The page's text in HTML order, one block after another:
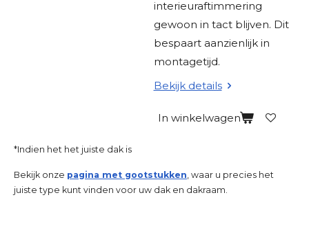
interieuraftimmering
gewoon in tact blijven. Dit
bespaart aanzienlijk in
montagetijd.
Bekijk details
In winkelwagen
*Indien het het juiste dak is
Bekijk onze pagina met gootstukken, waar u precies het
juiste type kunt vinden voor uw dak en dakraam.